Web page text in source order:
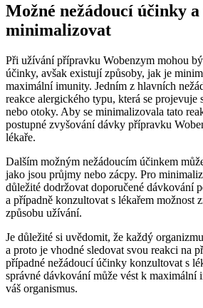
Možné nežádoucí účinky
minimalizovat
Při užívání přípravku Wobenzym mohou
účinky, avšak existují způsoby, jak je
maximální imunity. Jedním z hlavních
reakce alergického typu, která se projevuje
nebo otoky. Aby se minimalizovala tato
postupné zvyšování dávky přípravku
lékaře.
Dalším možným nežádoucím účinkem
jako jsou průjmy nebo zácpy. Pro
důležité dodržovat doporučené dávkování
a případně konzultovat s lékařem možnost
způsobu užívání.
Je důležité si uvědomit, že každý
a proto je vhodné sledovat svou reakci na
případné nežádoucí účinky konzultovat s
správné dávkování může vést k maximální
váš organismus.